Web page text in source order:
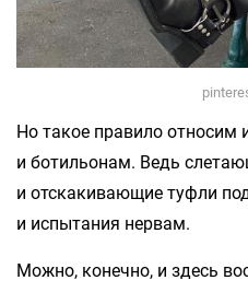
Но такое правило относим
и ботильонам. Ведь
и отскакивающие туфли
и испытания нервам.
Можно, конечно, и здесь